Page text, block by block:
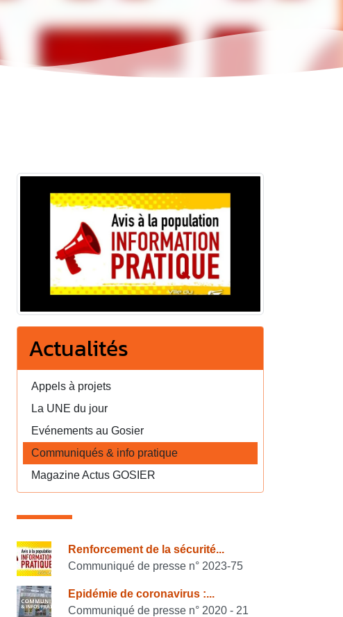
Actualités
Appels à projets
La UNE du jour
Evénements au Gosier
Communiqués & info pratique
Magazine Actus GOSIER
Consulter également
Renforcement de la sécurité...
Communiqué de presse n° 2023-75
Epidémie de coronavirus :...
Communiqué de presse n° 2020 - 21